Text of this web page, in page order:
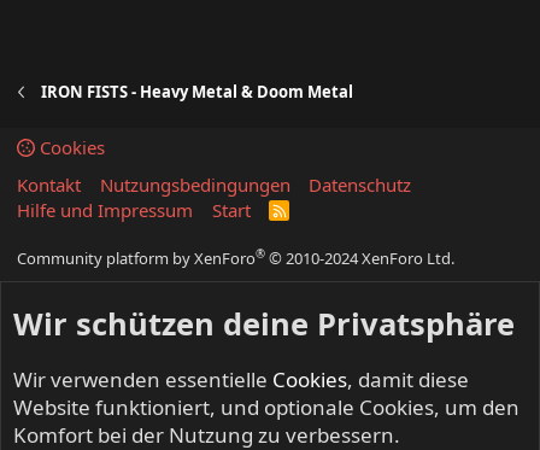
IRON FISTS - Heavy Metal & Doom Metal
Cookies
Kontakt
Nutzungsbedingungen
Datenschutz
Hilfe und Impressum
Start
R
S
Community platform by XenForo® © 2010-2024 XenForo Ltd.
Wir schützen deine Privatsphäre
Wir verwenden essentielle Cookies, damit diese
Website funktioniert, und optionale Cookies, um den
Komfort bei der Nutzung zu verbessern.